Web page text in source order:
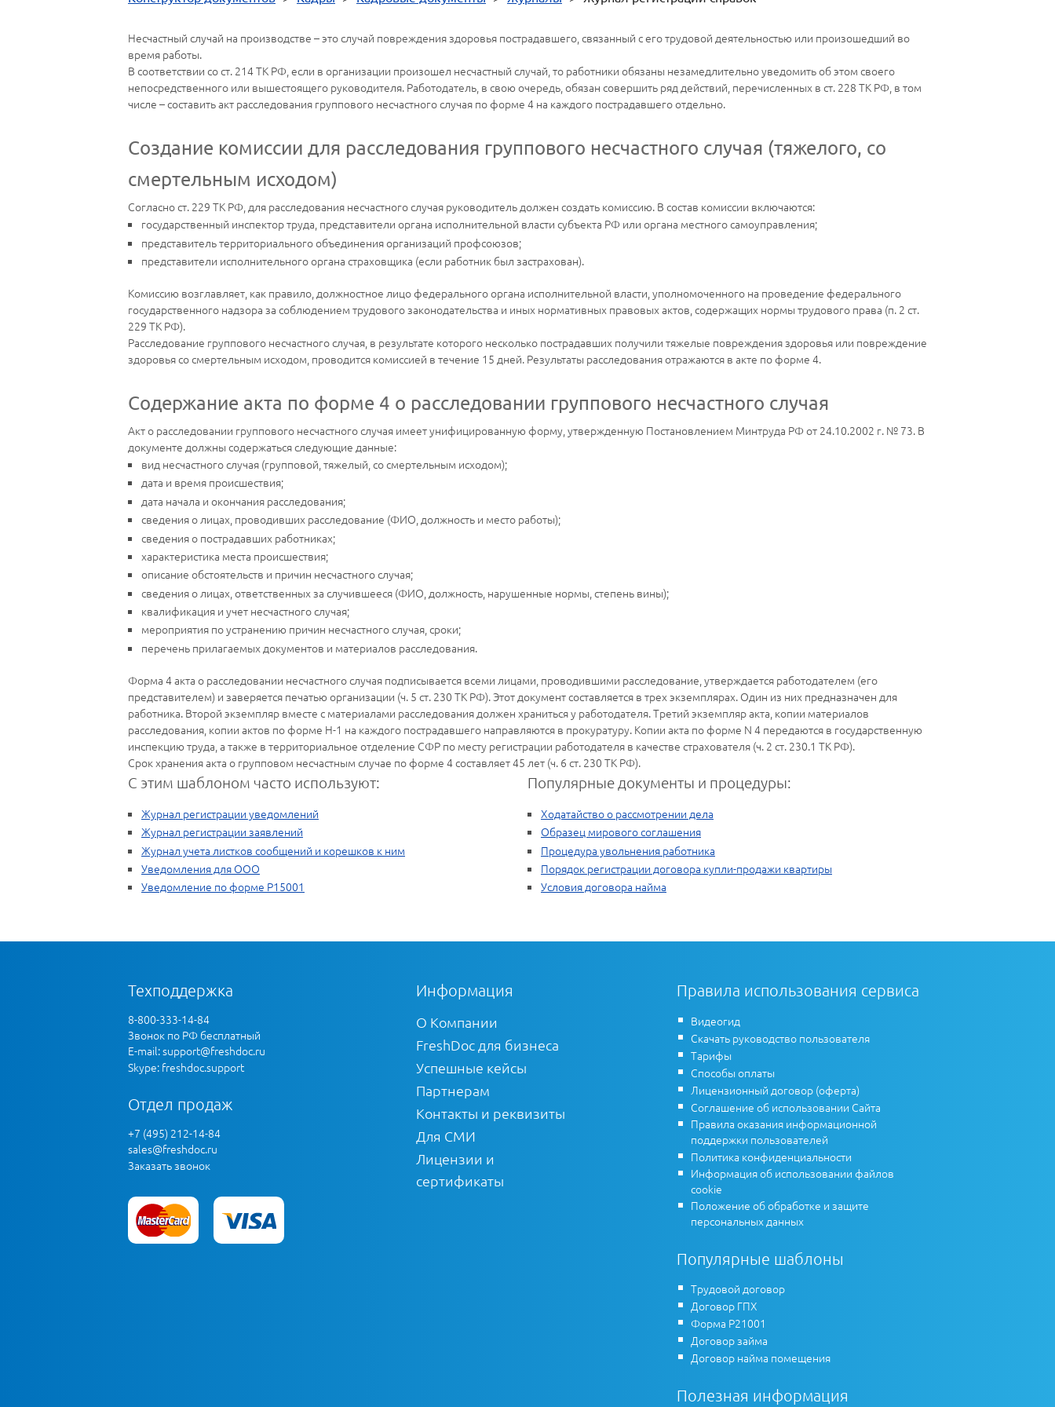
Несчастный случай на производстве – это случай повреждения здоровья пострадавшего, связанный с его трудовой деятельностью или произошедший во
время работы.
В соответствии со ст. 214 ТК РФ, если в организации произошел несчастный случай, то работники обязаны незамедлительно уведомить об этом своего
непосредственного или вышестоящего руководителя. Работодатель, в свою очередь, обязан совершить ряд действий, перечисленных в ст. 228 ТК РФ, в том
числе – составить акт расследования группового несчастного случая по форме 4 на каждого пострадавшего отдельно.
Создание комиссии для расследования группового несчастного случая (тяжелого, со
смертельным исходом)
Согласно ст. 229 ТК РФ, для расследования несчастного случая руководитель должен создать комиссию. В состав комиссии включаются:
государственный инспектор труда, представители органа исполнительной власти субъекта РФ или органа местного самоуправления;
представитель территориального объединения организаций профсоюзов;
представители исполнительного органа страховщика (если работник был застрахован).
Комиссию возглавляет, как правило, должностное лицо федерального органа исполнительной власти, уполномоченного на проведение федерального
государственного надзора за соблюдением трудового законодательства и иных нормативных правовых актов, содержащих нормы трудового права (п. 2 ст.
229 ТК РФ).
Расследование группового несчастного случая, в результате которого несколько пострадавших получили тяжелые повреждения здоровья или повреждение
здоровья со смертельным исходом, проводится комиссией в течение 15 дней. Результаты расследования отражаются в акте по форме 4.
Содержание акта по форме 4 о расследовании группового несчастного случая
Акт о расследовании группового несчастного случая имеет унифицированную форму, утвержденную Постановлением Минтруда РФ от 24.10.2002 г. № 73. В
документе должны содержаться следующие данные:
вид несчастного случая (групповой, тяжелый, со смертельным исходом);
дата и время происшествия;
дата начала и окончания расследования;
сведения о лицах, проводивших расследование (ФИО, должность и место работы);
сведения о пострадавших работниках;
характеристика места происшествия;
описание обстоятельств и причин несчастного случая;
сведения о лицах, ответственных за случившееся (ФИО, должность, нарушенные нормы, степень вины);
квалификация и учет несчастного случая;
мероприятия по устранению причин несчастного случая, сроки;
перечень прилагаемых документов и материалов расследования.
Форма 4 акта о расследовании несчастного случая подписывается всеми лицами, проводившими расследование, утверждается работодателем (его
представителем) и заверяется печатью организации (ч. 5 ст. 230 ТК РФ). Этот документ составляется в трех экземплярах. Один из них предназначен для
работника. Второй экземпляр вместе с материалами расследования должен храниться у работодателя. Третий экземпляр акта, копии материалов
расследования, копии актов по форме Н-1 на каждого пострадавшего направляются в прокуратуру. Копии акта по форме N 4 передаются в государственную
инспекцию труда, а также в территориальное отделение СФР по месту регистрации работодателя в качестве страхователя (ч. 2 ст. 230.1 ТК РФ).
Срок хранения акта о групповом несчастным случае по форме 4 составляет 45 лет (ч. 6 ст. 230 ТК РФ).
С этим шаблоном часто используют:
Журнал регистрации уведомлений
Журнал регистрации заявлений
Журнал учета листков сообщений и корешков к ним
Уведомления для ООО
Уведомление по форме Р15001
Популярные документы и процедуры:
Ходатайство о рассмотрении дела
Образец мирового соглашения
Процедура увольнения работника
Порядок регистрации договора купли-продажи квартиры
Условия договора найма
Техподдержка
8-800-333-14-84
Звонок по РФ бесплатный
E-mail:support@freshdoc.ru
Skype: freshdoc.support
Отдел продаж
+7 (495) 212-14-84
sales@freshdoc.ru
Заказать звонок
Информация
О Компании
FreshDoc для бизнеса
Успешные кейсы
Партнерам
Контакты и реквизиты
Для СМИ
Лицензии и
сертификаты
Правила использования сервиса
Видеогид
Скачать руководство пользователя
Тарифы
Способы оплаты
Лицензионный договор (оферта)
Соглашение об использовании Сайта
Правила оказания информационной
поддержки пользователей
Политика конфиденциальности
Информация об использовании файлов
cookie
Положение об обработке и защите
персональных данных
Популярные шаблоны
Трудовой договор
Договор ГПХ
Форма Р21001
Договор займа
Договор найма помещения
Полезная информация